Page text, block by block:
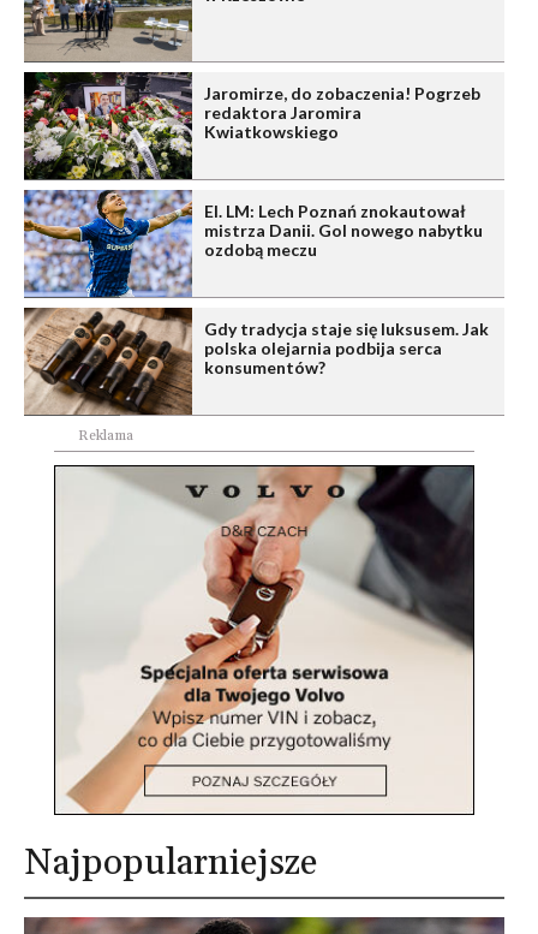
Jaromirze, do zobaczenia! Pogrzeb
redaktora Jaromira
Kwiatkowskiego
El. LM: Lech Poznań znokautował
mistrza Danii. Gol nowego nabytku
ozdobą meczu
Gdy tradycja staje się luksusem. Jak
polska olejarnia podbija serca
konsumentów?
Reklama
Najpopularniejsze